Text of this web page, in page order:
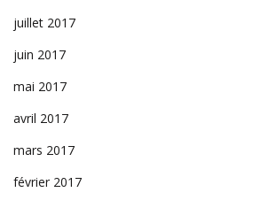
juillet 2017
juin 2017
mai 2017
avril 2017
mars 2017
février 2017